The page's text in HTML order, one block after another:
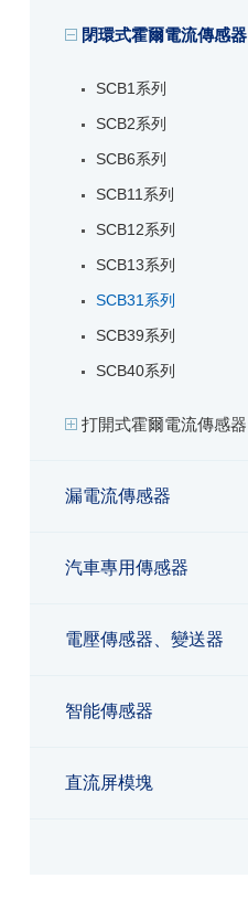
閉環式霍爾電流傳感器
SCB1系列
SCB2系列
SCB6系列
SCB11系列
SCB12系列
SCB13系列
SCB31系列
SCB39系列
SCB40系列
打開式霍爾電流傳感器
漏電流傳感器
汽車專用傳感器
電壓傳感器、變送器
智能傳感器
直流屏模塊